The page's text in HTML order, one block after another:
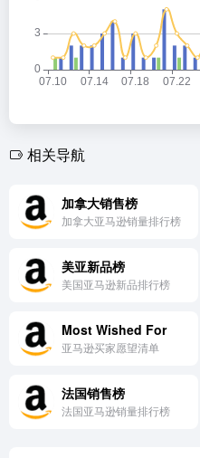
相关导航
加拿大销售榜
加拿大亚马逊销量排行榜
美亚新品榜
美国亚马逊新品排行榜
Most Wished For
亚马逊买家愿望清单
法国销售榜
法国亚马逊销量排行榜